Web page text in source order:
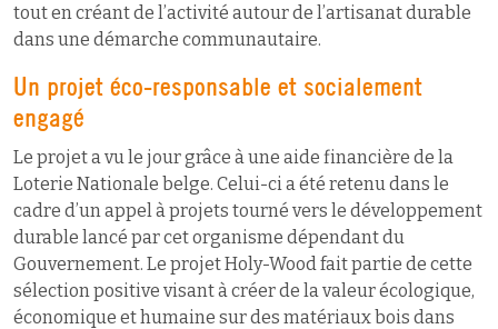
tout en créant de l’activité autour de l’artisanat durable
dans une démarche communautaire.
Un projet éco-responsable et socialement
engagé
Le projet a vu le jour grâce à une aide financière de la
Loterie Nationale belge. Celui-ci a été retenu dans le
cadre d’un appel à projets tourné vers le développement
durable lancé par cet organisme dépendant du
Gouvernement. Le projet Holy-Wood fait partie de cette
sélection positive visant à créer de la valeur écologique,
économique et humaine sur des matériaux bois dans